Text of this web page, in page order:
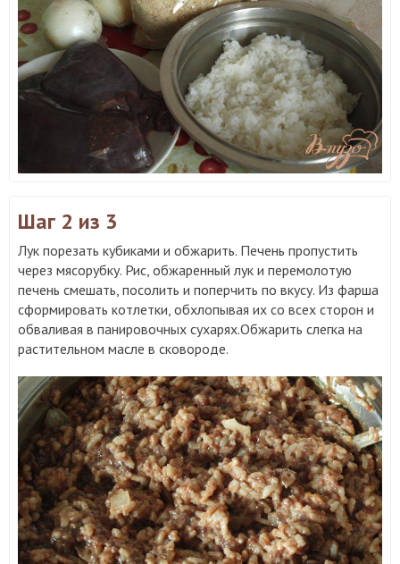
Шаг 2 из 3
Лук порезать кубиками и обжарить. Печень пропустить
через мясорубку. Рис, обжаренный лук и перемолотую
печень смешать, посолить и поперчить по вкусу. Из фарша
сформировать котлетки, обхлопывая их со всех сторон и
обваливая в панировочных сухарях.Обжарить слегка на
растительном масле в сковороде.